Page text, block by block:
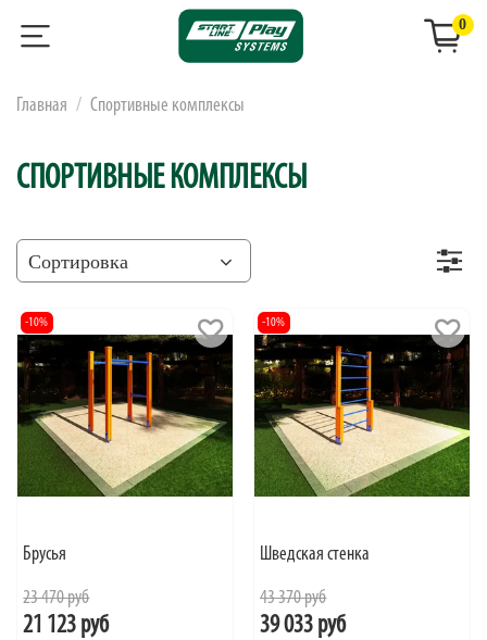
0
Главная Спортивные комплексы
СПОРТИВНЫЕ КОМПЛЕКСЫ
-10%
Брусья
23 470 руб
21 123 руб
-10%
Шведская стенка
43 370 руб
39 033 руб